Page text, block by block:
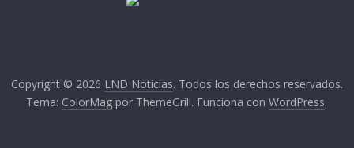
Copyright © 2026 LND Noticias. Todos los derechos reservados.
Tema: ColorMag por ThemeGrill. Funciona conWordPress.